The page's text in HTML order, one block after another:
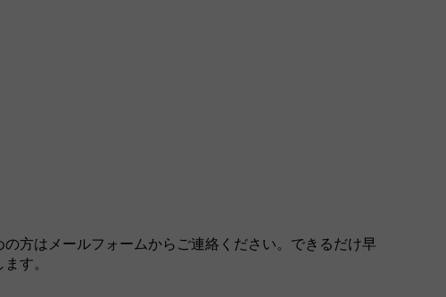
方はメールフォームからご連絡ください。できるだけ早
す。